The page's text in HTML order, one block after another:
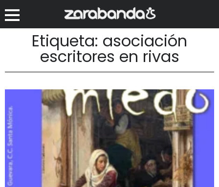
Etiqueta: asociación
escritores en rivas